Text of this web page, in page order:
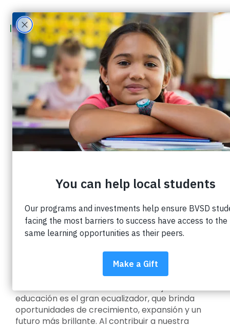
Jessica Toberman
Gerente de oficina
jessica@impactoneducation.org
Por qué trabajo en Impact on Education:
Creo que ahora, más que nunca, es fundamental
educación es el gran ecualizador, que brinda
oportunidades de crecimiento, expansión y un
futuro más brillante. Al contribuir a nuestra